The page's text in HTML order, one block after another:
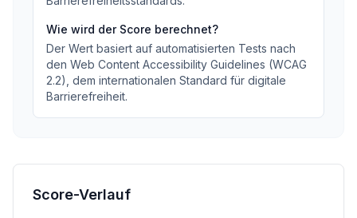
Wie wird der Score berechnet?
Der Wert basiert auf automatisierten Tests nach
den Web Content Accessibility Guidelines (WCAG
2.2), dem internationalen Standard für digitale
Barrierefreiheit.
Score-Verlauf